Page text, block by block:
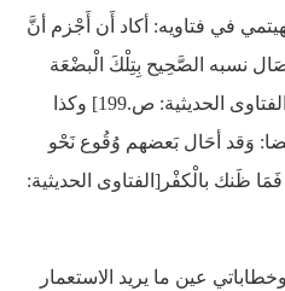
في فتاويه: أكاد أَن أَجْزم أنَّ
نسبه الصَّحِيح بِتِلْكَ الْبضْعَة
الْكَرِيمَة حاشاهم الله من ذَلِك [الفتاوى الحديثية: ص.199] وكذا
وَقد أحَال بَعضهم وُقُوع نَحْو
ظَنك بالْكفْر[الفتاوى الحديثية:
عين ما يريد الاستعمار